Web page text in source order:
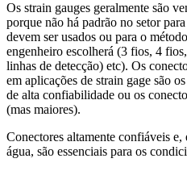
Os strain gauges geralmente são
porque não há padrão no setor
devem ser usados ou para o
engenheiro escolherá (3 fios, 4
linhas de detecção) etc). Os
em aplicações de strain gage são
de alta confiabilidade ou os
(mas maiores).
Conectores altamente confiáveis e,
água, são essenciais para os